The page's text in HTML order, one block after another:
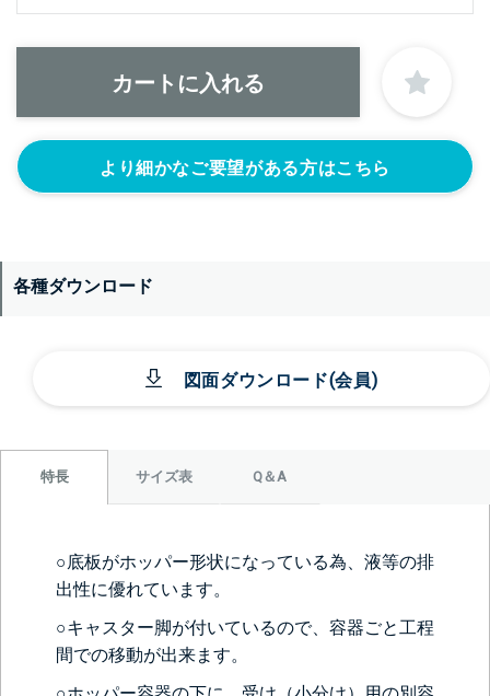
より細かなご要望がある方はこちら
各種ダウンロード
図面ダウンロード(会員)
特長 サイズ表 Q＆A
○底板がホッパー形状になっている為、液等の排
出性に優れています。
○キャスター脚が付いているので、容器ごと工程
間での移動が出来ます。